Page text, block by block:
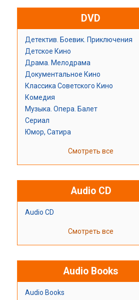
DVD
Детектив. Боевик. Приключения
Детское Кино
Драма. Мелодрама
Документальное Кино
Классика Советского Кино
Комедия
Музыка. Опера. Балет
Сериал
Юмор, Сатира
Смотреть все
Audio CD
Audio CD
Смотреть все
Audio Books
Audio Books